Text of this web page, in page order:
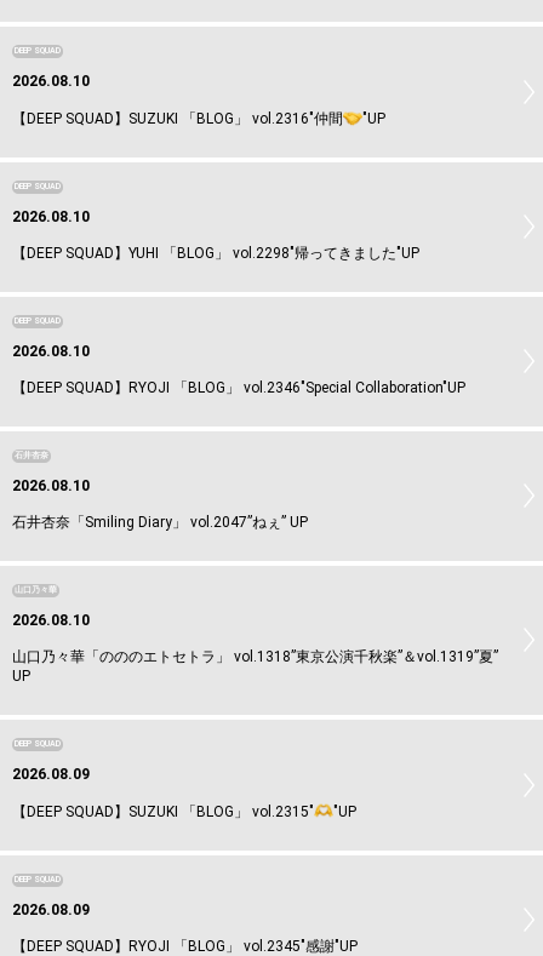
DEEP SQUAD
2026.08.10
【DEEP SQUAD】SUZUKI 「BLOG」 vol.2316"仲間 "UP
DEEP SQUAD
2026.08.10
【DEEP SQUAD】YUHI 「BLOG」 vol.2298"帰ってきました"UP
DEEP SQUAD
2026.08.10
【DEEP SQUAD】RYOJI 「BLOG」 vol.2346"Special Collaboration"UP
石井杏奈
2026.08.10
石井杏奈「Smiling Diary」 vol.2047”ねぇ” UP
山口乃々華
2026.08.10
山口乃々華「のののエトセトラ」 vol.1318”東京公演千秋楽”＆vol.1319”夏”
UP
DEEP SQUAD
2026.08.09
【DEEP SQUAD】SUZUKI 「BLOG」 vol.2315" "UP
DEEP SQUAD
2026.08.09
【DEEP SQUAD】RYOJI 「BLOG」 vol.2345"感謝"UP